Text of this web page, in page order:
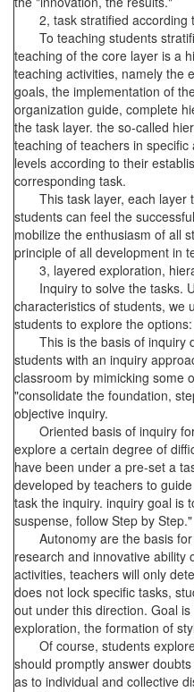
2, task stratified according
To teaching students
teaching of the core layer is a
teaching activities, namely the
goals, the implementation of
organization guide, complete
the task layer. the so-called
teaching of teachers in
levels according to their
corresponding task.
This task layer, each layer
students can feel the
mobilize the enthusiasm of all
principle of all development in
3, layered exploration,
Inquiry to solve the tasks.
characteristics of students, we
students to explore the options:
This is the basis of inquiry
students with an inquiry
classroom by mimicking some
"consolidate the foundation,
objective inquiry.
Oriented basis of inquiry for
explore a certain degree of
have been under a pre-set a
developed by teachers to
task the inquiry. inquiry goal is
suspense, follow Step by Step."
Autonomy are the basis for
research and innovative ability
activities, teachers will only
does not lock specific tasks,
out under this direction. Goal
exploration, the formation of
Of course, students
should promptly answer
as to individual and collective